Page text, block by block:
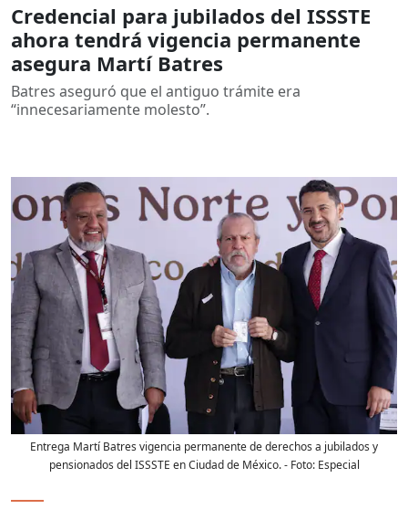
Credencial para jubilados del ISSSTE
ahora tendrá vigencia permanente
asegura Martí Batres
Batres aseguró que el antiguo trámite era
“innecesariamente molesto”.
Entrega Martí Batres vigencia permanente de derechos a jubilados y
pensionados del ISSSTE en Ciudad de México.- Foto: Especial